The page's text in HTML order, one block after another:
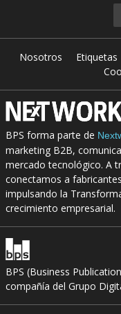
Nosotros Etiquetas
BPS forma parte de
marketing B2B,
mercado tecnológico. A
conectamos a
impulsando la
crecimiento empresarial.
BPS (Business
compañía del Grupo